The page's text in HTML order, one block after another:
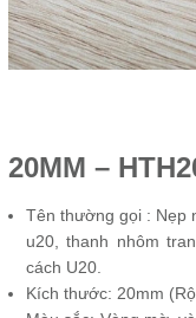
20MM –
Tên thường gọi : Nẹp
u20, thanh nhôm
cách U20.
Kích thước: 20mm